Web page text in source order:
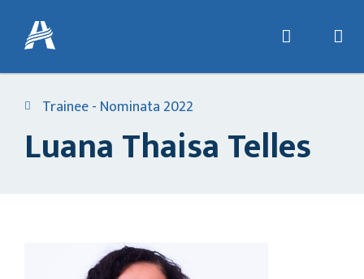
Trainee - Nominata 2022
Luana Thaisa Telles